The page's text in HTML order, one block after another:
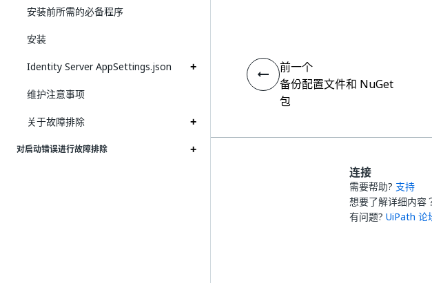
安装前所需的必备程序
安装
Identity Server AppSettings.json
维护注意事项
关于故障排除
对启动错误进行故障排除
前一个
备份配置文件和 NuGet
包
连接
需要帮助? 支持
想要了解详细内容
有问题? UiPath 论